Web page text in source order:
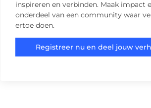
inspireren en verbinden. Maak impact
onderdeel van een community waar
ertoe doen.
Registreer nu en deel jouw